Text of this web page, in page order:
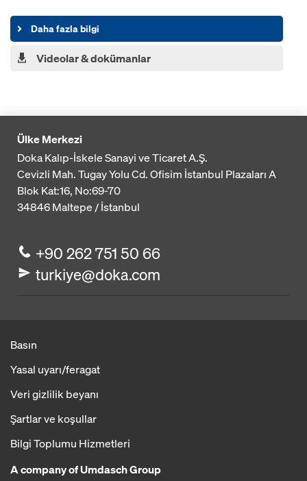
Daha fazla bilgi
Videolar & dokümanlar
Ülke Merkezi
Doka Kalıp-İskele Sanayi ve Ticaret A.Ş.
Cevizli Mah. Tugay Yolu Cd. Ofisim İstanbul Plazaları A
Blok Kat:16, No:69-70
34846Maltepe / İstanbul
+90 262 751 50 66
turkiye@doka.com
Basın
Yasal uyarı/feragat
Veri gizlilik beyanı
Şartlar ve koşullar
Bilgi Toplumu Hizmetleri
A company of Umdasch Group